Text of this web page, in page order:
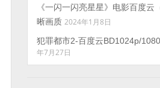
《一闪一闪亮星星》电影百度
晰画质 2024年1月8日
犯罪都市2-百度云BD1024p/
年7月27日